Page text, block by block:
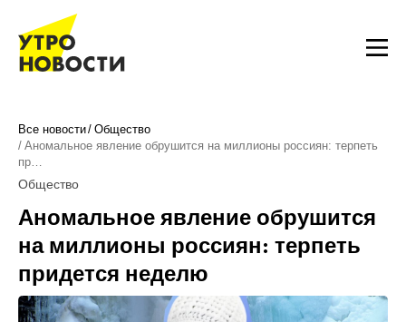
Все новости Общество
Аномальное явление обрушится на миллионы россиян: терпеть
пр…
Общество
Аномальное явление обрушится
на миллионы россиян: терпеть
придется неделю